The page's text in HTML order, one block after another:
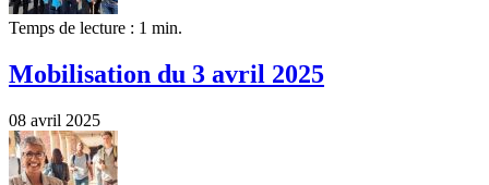
Temps de lecture : 1 min.
Mobilisation du 3 avril 2025
08 avril 2025